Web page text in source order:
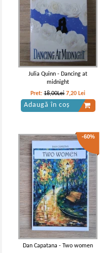
Gabriel Garcia Marquez - Un veac de
singuratate
Gabriel Garcia Marquez - Un veac de
singuratate
Julia Quinn - Dancing at
midnight
Pret:18,00Lei 7,20 Lei
Adaugă în coș
-60%
Dan Capatana - Two women